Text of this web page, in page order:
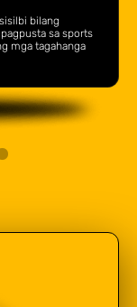
bilang
sa sports
mga tagahanga